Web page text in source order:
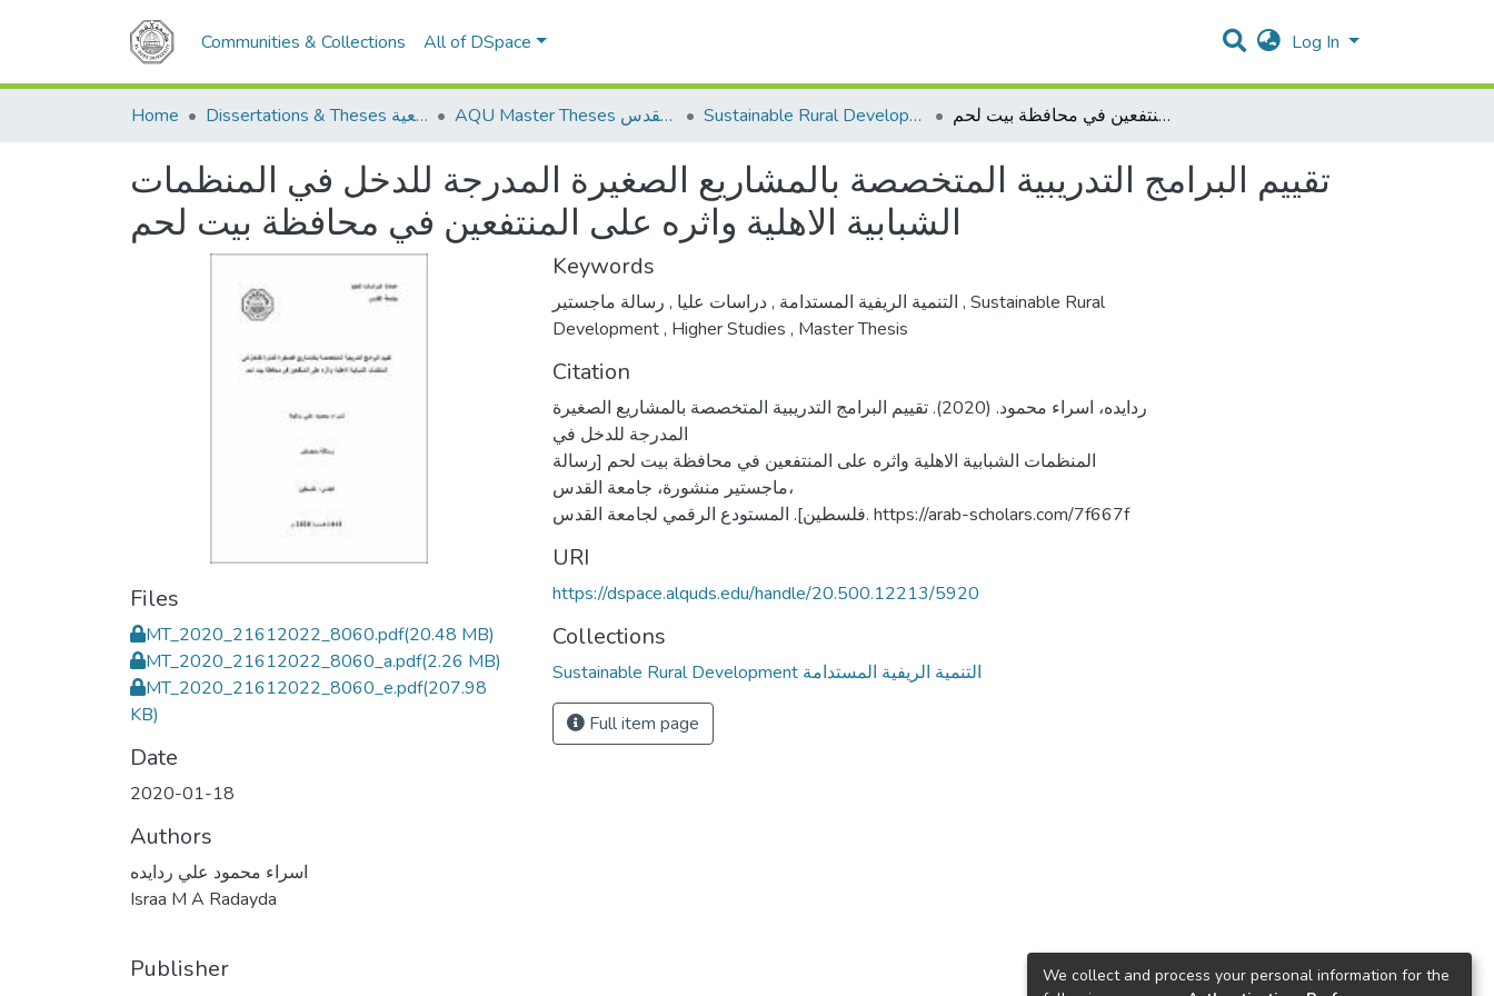
Communities & Collections All of DSpace Log In
Home Dissertations & Theses الرسائل الجامعية AQU Master Theses الرسائل الجامعية الخاصة بجامعة القدس Sustainable Rural Development التنمية الريفية المستدامة تقييم البرامج التدريبية المتخصصة بالمشاريع الصغيرة المدرجة للدخل في المنظمات الشبابية الاهلية واثره على المنتفعين في محافظة بيت لحم
تقييم البرامج التدريبية المتخصصة بالمشاريع الصغيرة المدرجة للدخل في المنظمات
الشبابية الاهلية واثره على المنتفعين في محافظة بيت لحم
Files
MT_2020_21612022_8060.pdf(20.48 MB)
MT_2020_21612022_8060_a.pdf(2.26 MB)
MT_2020_21612022_8060_e.pdf(207.98
KB)
Date
2020-01-18
Authors
اسراء محمود علي ردايده
Israa M A Radayda
Publisher
Keywords
التنمية الريفية المستدامة ,دراسات عليا , , Sustainable Rural
Development, Higher Studies , Master Thesis
Citation
ردايده، اسراء محمود. (2020). تقييم البرامج التدريبية المتخصصة بالمشاريع الصغيرة
المدرجة للدخل في
المنظمات الشبابية الاهلية واثره على المنتفعين في محافظة بيت لحم [رسالة
ماجستير منشورة، جامعة القدس،
فلسطين]. المستودع الرقمي لجامعة القدس. https://arab-scholars.com/7f667f
URI
https://dspace.alquds.edu/handle/20.500.12213/5920
Collections
Sustainable Rural Development التنمية الريفية المستدامة
Full item page
We collect and process your personal information for the